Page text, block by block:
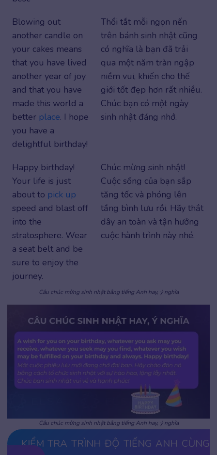
Blowing out
another candle on
your cakes means
that you have lived
another year of joy
and that you have
made this world a
better place. I hope
you have a
delightful birthday!
Thổi tắt mỗi ngọn nến
trên bánh sinh nhật cũng
có nghĩa là bạn đã trải
qua một năm tràn ngập
niềm vui, khiến cho thế
giới tốt đẹp hơn rất nhiều.
Chúc bạn có một ngày
sinh nhật đáng nhớ.
Happy birthday!
Your life is just
about to pick up
speed and blast off
into the
stratosphere. Wear
a seat belt and be
sure to enjoy the
journey.
Chúc mừng sinh nhật!
Cuộc sống của bạn sắp
tăng tốc và phóng lên
tầng bình lưu rồi. Hãy thắt
dây an toàn và tận hưởng
cuộc hành trình này nhé.
Câu chúc mừng sinh nhật bằng tiếng Anh hay, ý nghĩa
Câu chúc mừng sinh nhật bằng tiếng Anh hay, ý nghĩa
KIỂM TRA TRÌNH ĐỘ TIẾNG ANH CÙNG